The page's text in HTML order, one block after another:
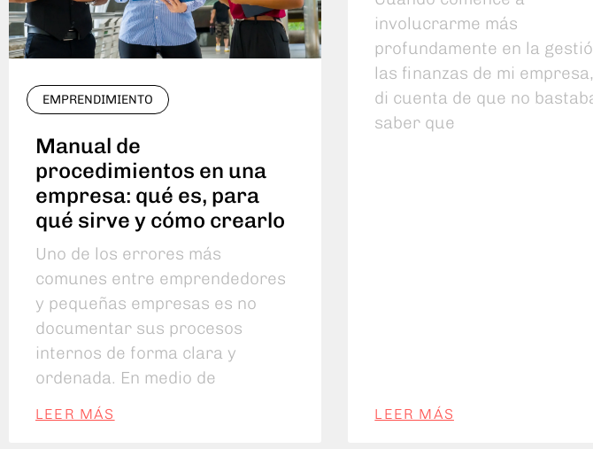
EMPRENDIMIENTO
Manual de
procedimientos en una
empresa: qué es, para
qué sirve y cómo crearlo
Uno de los errores más
comunes entre emprendedores
y pequeñas empresas es no
documentar sus procesos
internos de forma clara y
ordenada. En medio de
LEER MÁS
involucrarme más
profundamente en la
las finanzas de mi
di cuenta de que no
saber que
LEER MÁS